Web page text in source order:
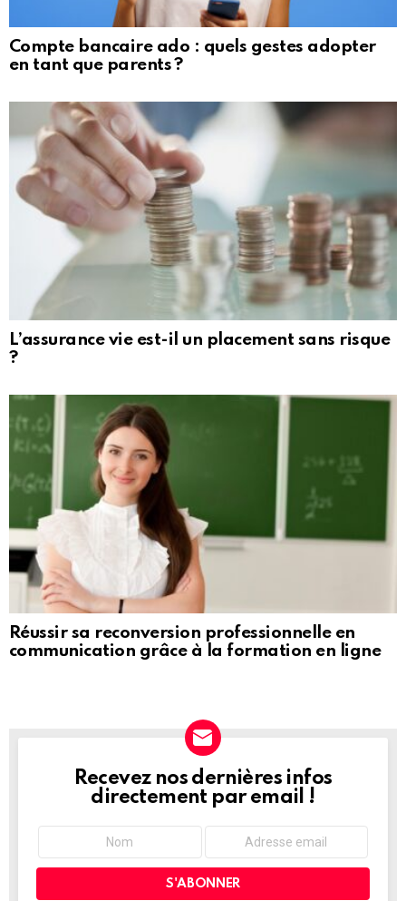
Compte bancaire ado : quels gestes adopter
en tant que parents ?
L’assurance vie est-il un placement sans risque
?
Réussir sa reconversion professionnelle en
communication grâce à la formation en ligne
NEWSLETTER
Recevez nos dernières infos
directement par email !